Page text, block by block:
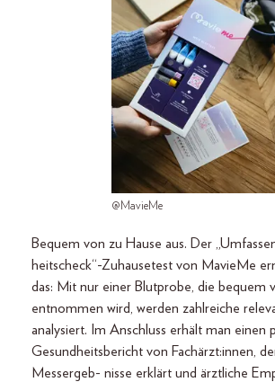
@MavieMe
Bequem von zu Hause aus. Der
heitscheck“-Zuhausetest von MavieMe
das: Mit nur einer Blutprobe, die bequem
entnommen wird, werden zahlreiche
analysiert. Im Anschluss erhält man einen
Gesundheitsbericht von Fachärzt:innen,
Messergeb- nisse erklärt und ärztliche